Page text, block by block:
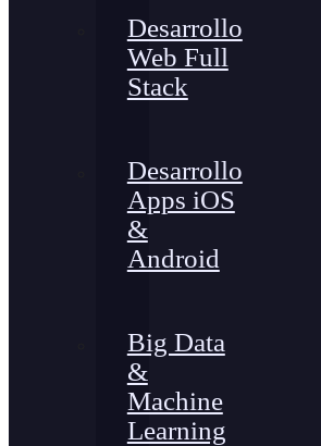
Desarrollo
Web Full
Stack
Desarrollo
Apps iOS
&
Android
Big Data
&
Machine
Learning